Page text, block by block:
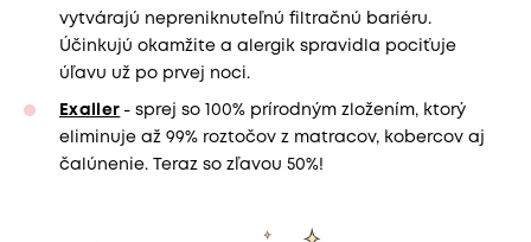
vytvárajú nepreniknuteľnú filtračnú bariéru.
Účinkujú okamžite a alergik spravidla pociťuje
úľavu už po prvej noci.
Exaller - sprej so 100% prírodným zložením, ktorý
eliminuje až 99% roztočov z matracov, kobercov aj
čalúnenie. Teraz so zľavou 50%!